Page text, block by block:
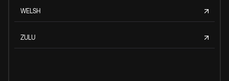
WELSH
ZULU